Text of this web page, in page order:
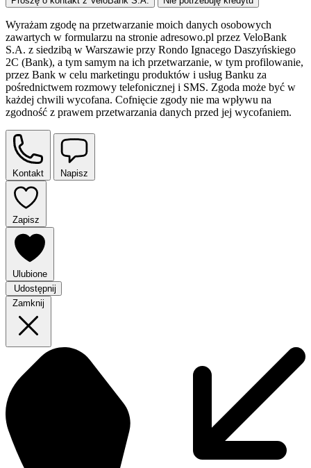
Wyrażam zgodę na przetwarzanie moich danych osobowych
zawartych w formularzu na stronie adresowo.pl przez VeloBank
S.A. z siedzibą w Warszawie przy Rondo Ignacego Daszyńskiego
2C (Bank), a tym samym na ich przetwarzanie, w tym profilowanie,
przez Bank w celu marketingu produktów i usług Banku za
pośrednictwem rozmowy telefonicznej i SMS. Zgoda może być w
każdej chwili wycofana. Cofnięcie zgody nie ma wpływu na
zgodność z prawem przetwarzania danych przed jej wycofaniem.
Kontakt Napisz
Zapisz
Ulubione
Udostępnij
Zamknij